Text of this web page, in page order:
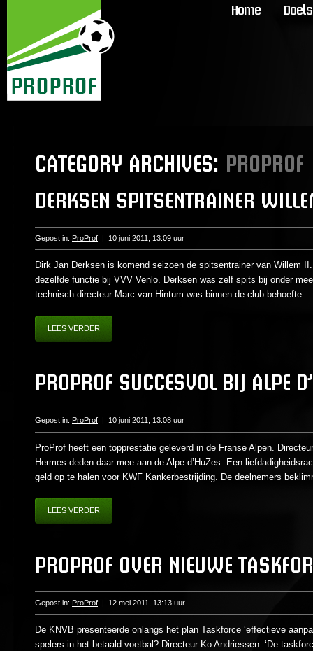
Home
CATEGORY ARCHIVES: PROPROF
DERKSEN SPITSENTRAINER
Gepost in: ProProf | 10 juni 2011, 13:09 uur
Dirk Jan Derksen is komend seizoen de spitsentrainer van Willem
dezelfde functie bij VVV Venlo. Derksen was zelf spits bij onder
technisch directeur Marc van Hintum was binnen de club behoefte...
LEES VERDER
PROPROF SUCCESVOL BIJ ALPE
Gepost in: ProProf 10 juni 2011, 13:08 uur
ProProf heeft een topprestatie geleverd in de Franse Alpen.
Hermes deden daar mee aan de Alpe d’HuZes. Een
geld op te halen voor KWF Kankerbestrijding. De deelnemers
LEES VERDER
PROPROF OVER NIEUWE
Gepost in: ProProf | 12 mei 2011, 13:13 uur
De KNVB presenteerde onlangs het plan Taskforce ‘effectieve
spelers in het betaald voetbal? Directeur Ko Andriessen: ‘De